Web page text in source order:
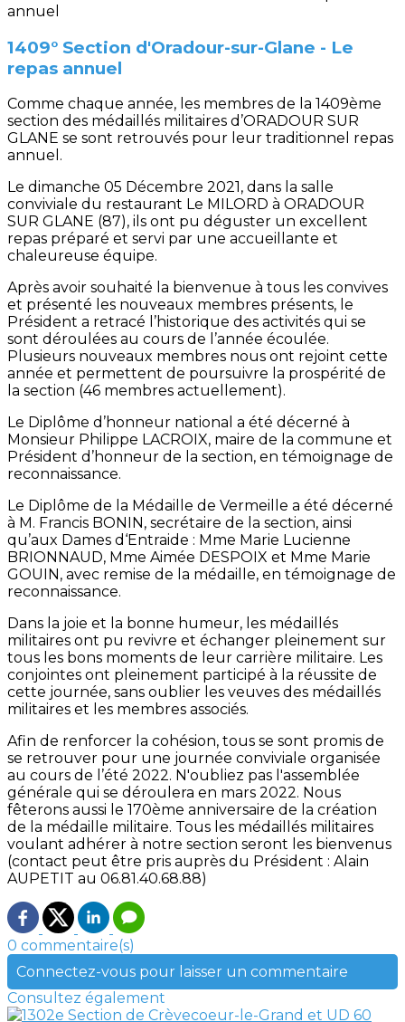
1409° Section d'Oradour-sur-Glane - Le
repas annuel
Comme chaque année, les membres de la 1409ème
section des médaillés militaires d’ORADOUR SUR
GLANE se sont retrouvés pour leur traditionnel repas
annuel.
Le dimanche 05 Décembre 2021, dans la salle
conviviale du restaurant Le MILORD à ORADOUR
SUR GLANE (87), ils ont pu déguster un excellent
repas préparé et servi par une accueillante et
chaleureuse équipe.
Après avoir souhaité la bienvenue à tous les convives
et présenté les nouveaux membres présents, le
Président a retracé l’historique des activités qui se
sont déroulées au cours de l’année écoulée.
Plusieurs nouveaux membres nous ont rejoint cette
année et permettent de poursuivre la prospérité de
la section (46 membres actuellement).
Le Diplôme d’honneur national a été décerné à
Monsieur Philippe LACROIX, maire de la commune et
Président d’honneur de la section, en témoignage de
reconnaissance.
Le Diplôme de la Médaille de Vermeille a été décerné
à M. Francis BONIN, secrétaire de la section, ainsi
qu’aux Dames d‘Entraide : Mme Marie Lucienne
BRIONNAUD, Mme Aimée DESPOIX et Mme Marie
GOUIN, avec remise de la médaille, en témoignage de
reconnaissance.
Dans la joie et la bonne humeur, les médaillés
militaires ont pu revivre et échanger pleinement sur
tous les bons moments de leur carrière militaire. Les
conjointes ont pleinement participé à la réussite de
cette journée, sans oublier les veuves des médaillés
militaires et les membres associés.
Afin de renforcer la cohésion, tous se sont promis de
se retrouver pour une journée conviviale organisée
au cours de l’été 2022. N'oubliez pas l'assemblée
générale qui se déroulera en mars 2022. Nous
fêterons aussi le 170ème anniversaire de la création
de la médaille militaire. Tous les médaillés militaires
voulant adhérer à notre section seront les bienvenus
(contact peut être pris auprès du Président : Alain
AUPETIT au 06.81.40.68.88)
0 commentaire(s)
Connectez-vous pour laisser un commentaire
Consultez également